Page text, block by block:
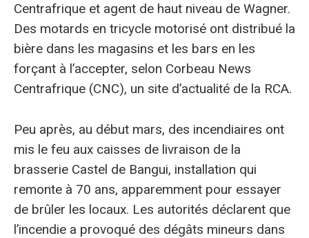
Centrafrique et agent de haut niveau de Wagner.
Des motards en tricycle motorisé ont distribué la
bière dans les magasins et les bars en les
forçant à l’accepter, selon Corbeau News
Centrafrique (CNC), un site d’actualité de la RCA.
Peu après, au début mars, des incendiaires ont
mis le feu aux caisses de livraison de la
brasserie Castel de Bangui, installation qui
remonte à 70 ans, apparemment pour essayer
de brûler les locaux. Les autorités déclarent que
l’incendie a provoqué des dégâts mineurs dans